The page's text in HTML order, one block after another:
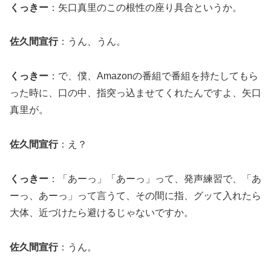
くっきー ：矢口真里のこの根性の座り具合というか。
佐久間宣行：うん、うん。
くっきー ：で、僕、Amazonの番組で番組を持たしてもら
った時に、口の中、指突っ込ませてくれたんですよ、矢口
真里が。
佐久間宣行：え？
くっきー ：「あーっ」「あーっ」って、発声練習で、「あ
ーっ、あーっ」って言うて、その間に指、グッて入れたら
大体、近づけたら避けるじゃないですか。
佐久間宣行：うん。